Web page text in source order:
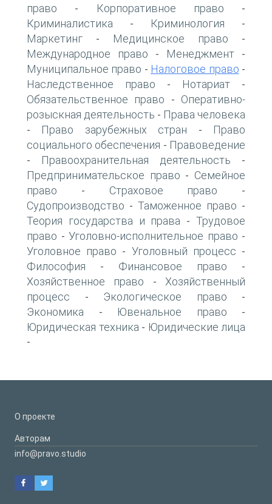
право - Корпоративное право -
Криминалистика - Криминология -
Маркетинг - Медицинское право -
Международное право - Менеджмент -
Муниципальное право - Налоговое право -
Наследственное право - Нотариат -
Обязательственное право - Оперативно-
розыскная деятельность - Права человека
- Право зарубежных стран -
Право
социального обеспечения - Правоведение
- Правоохранительная деятельность -
Предпринимательское право - Семейное
право - Страховое право -
Судопроизводство - Таможенное право -
Теория государства и права -Трудовое
право - Уголовно-исполнительное право -
Уголовное право - Уголовный процесс -
Философия - Финансовое право -
Хозяйственное право - Хозяйственный
процесс - Экологическое право -
Экономика - Ювенальное право -
Юридическая техника - Юридические лица
-
О проекте
Авторам
info@pravo.studio